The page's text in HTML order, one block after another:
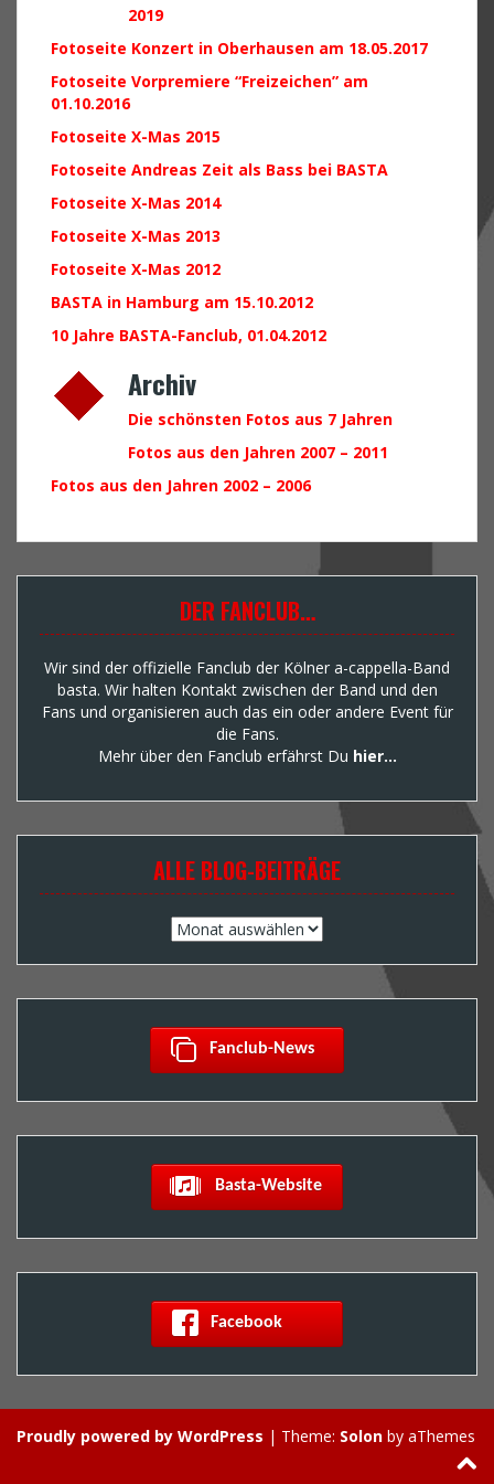
2019
Fotoseite Konzert in Oberhausen am 18.05.2017
Fotoseite Vorpremiere “Freizeichen” am
01.10.2016
Fotoseite X-Mas 2015
Fotoseite Andreas Zeit als Bass bei BASTA
Fotoseite X-Mas 2014
Fotoseite X-Mas 2013
Fotoseite X-Mas 2012
BASTA in Hamburg am 15.10.2012
10 Jahre BASTA-Fanclub, 01.04.2012
Archiv
Die schönsten Fotos aus 7 Jahren
Fotos aus den Jahren 2007 – 2011
Fotos aus den Jahren 2002 – 2006
DER FANCLUB…
Wir sind der offizielle Fanclub der Kölner a-cappella-Band
basta. Wir halten Kontakt zwischen der Band und den
Fans und organisieren auch das ein oder andere Event für
die Fans.
Mehr über den Fanclub erfährst Du hier…
ALLE BLOG-BEITRÄGE
Alle
Blog-
Beiträge
Fanclub-News
  Basta-Website
Facebook
Proudly powered by WordPress | Theme: Solon by aThemes